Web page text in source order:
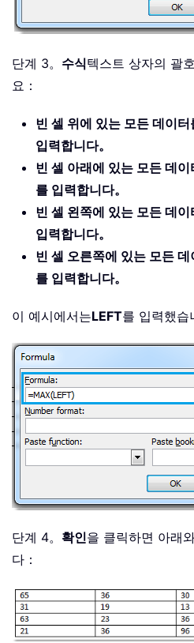
단계 3。 수식텍스트 상자의 괄
요：
빈 셀 위에 있는 모든 데이
입력합니다。
빈 셀 아래에 있는 모든 데
를 입력합니다。
빈 셀 왼쪽에 있는 모든 데
입력합니다。
빈 셀 오른쪽에 있는 모든
를 입력합니다。
이 예시에서는LEFT를 입력했습
단계 4。 확인을 클릭하면 아래
다：